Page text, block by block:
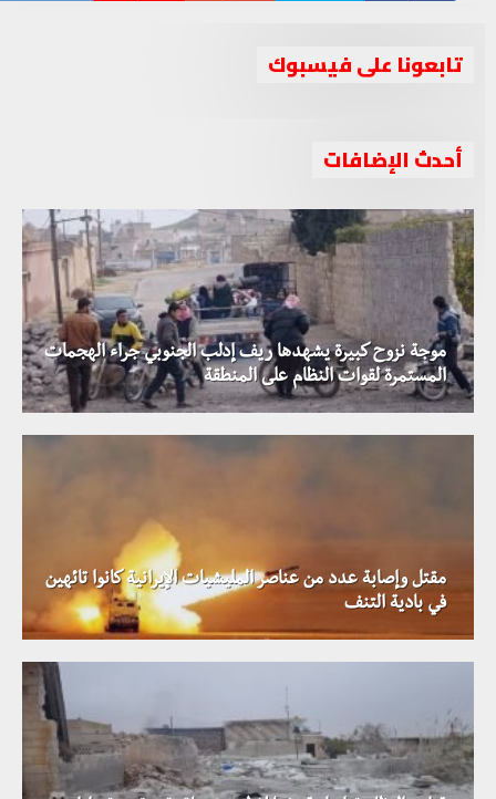
تابعونا على فيسبوك
أحدث الإضافات
موجة نزوح كبيرة يشهدها ريف إدلب الجنوبي جراء الهجمات
المستمرة لقوات النظام على المنطقة
مقتل وإصابة عدد من عناصر المليشيات الإيرانية كانوا تائهين
في بادية التنف